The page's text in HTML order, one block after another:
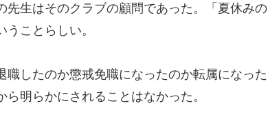
先生はそのクラブの顧問であった。 「 夏休みの
うこと らしい。
したのか懲戒免職になったのか転属になった
ら明らかにされることはなかった。